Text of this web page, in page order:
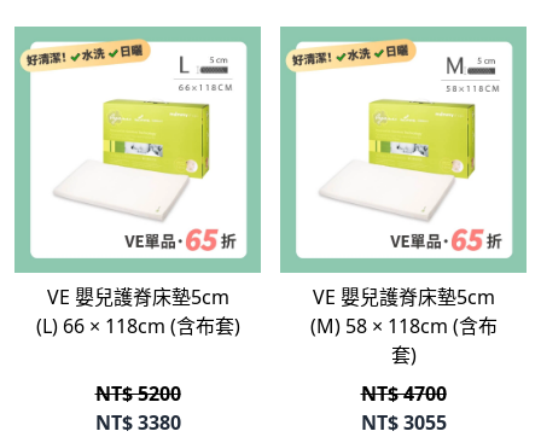
立即選購
VE 嬰兒護脊床墊5cm
(L) 66 × 118cm (含布套)
NT$ 5200
NT$3380
立即選購
VE 嬰兒護脊床墊5cm
(M) 58 × 118cm (含布
套)
NT$ 4700
NT$3055